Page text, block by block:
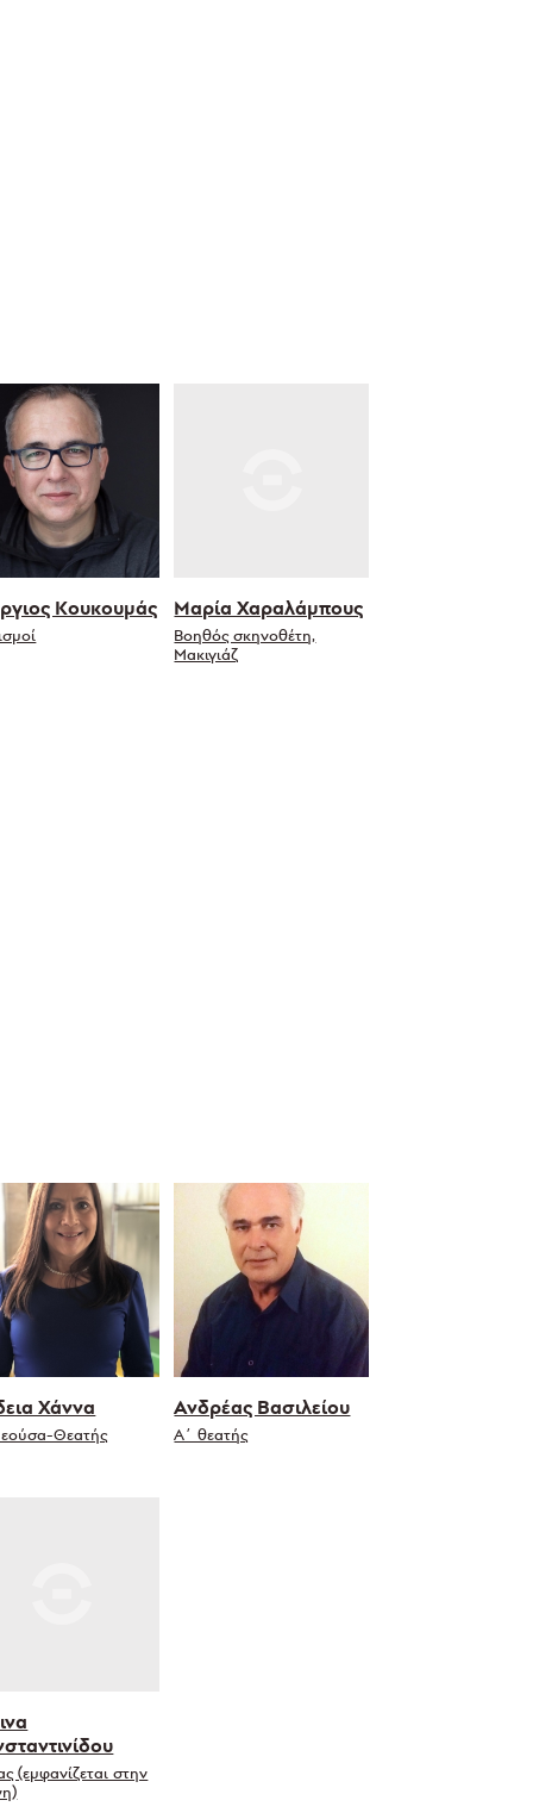
Κουκουμάς Μαρία Χαραλάμπους
Βοηθός σκηνοθέτη,
Μακιγιάζ
Χάννα
Θεατής
Ανδρέας Βασιλείου
Α΄ θεατής
(εμφανίζεται στην